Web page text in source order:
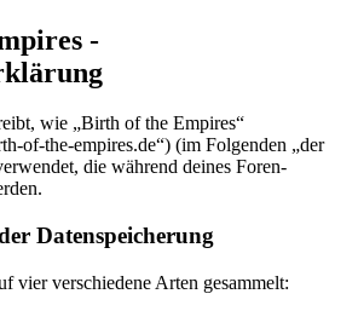
-
wie „Birth of the Empires“
of-the-empires.de“) (im Folgenden „der
die während deines Foren-
Datenspeicherung
vier verschiedene Arten gesammelt: